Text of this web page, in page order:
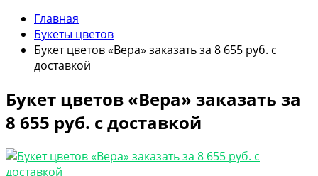
Главная
Букеты цветов
Букет цветов «Вера» заказать за 8 655 руб. с
доставкой
Букет цветов «Вера» заказать за
8 655 руб. с доставкой